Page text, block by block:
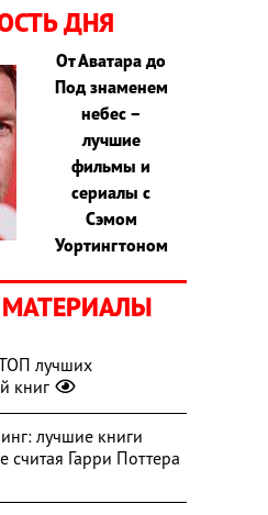
ДНЯ
От Аватара до
Под знаменем
небес –
лучшие
фильмы и
сериалы с
Сэмом
Уортингтоном
лучших
книг
лучшие книги
считая Гарри Поттера